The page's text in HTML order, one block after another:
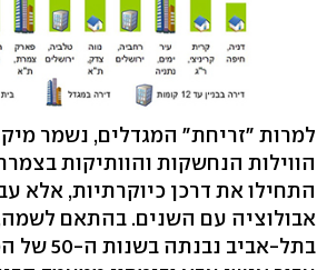
למרות "זריחת" המגדלים, נשמר
הווילות הנחשקות והוותיקות
התחילו את דרכן כיוקרתיות, אלא
אבולוציה עם השנים. בהתאם
בתל-אביב